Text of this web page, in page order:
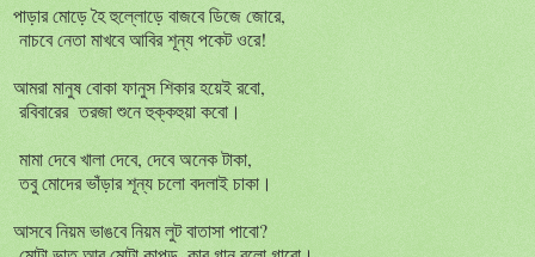
পাড়ার মোড়ে হৈ হুল্লোড়ে বাজবে ডিজে জোরে,
নাচবে নেতা মাখবে আবির শূন্য পকেট ওরে!
আমরা মানুষ বোকা ফানুস শিকার হয়েই রবো,
রবিবারের তরজা শুনে হুক্কহুয়া কবো।
মামা দেবে খালা দেবে, দেবে অনেক টাকা,
তবু মোদের ভাঁড়ার শূন্য চলো বদলাই চাকা।
আসবে নিয়ম ভাঙবে নিয়ম লুট বাতাসা পাবো?